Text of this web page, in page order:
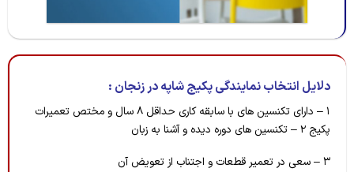
دلایل انتخاب نمایندگی پکیج شاپه در زنجان :
۱ – دارای تکنسین های با سابقه کاری حداقل ۸ سال و مختص تعمیرات
پکیج ۲ – تکنسین های دوره دیده و آشنا به زبان
۳ – سعی در تعمیر قطعات و اجتناب از تعویض آن